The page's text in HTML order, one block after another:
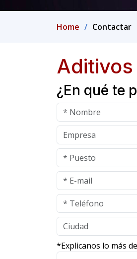
Home Contactar
Aditivos
¿En qué te
*Explicanos lo más